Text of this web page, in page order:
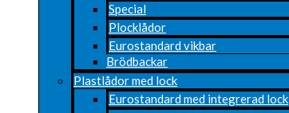
Special
Plocklådor
Eurostandard vikbar
Brödbackar
Plastlådor med lock
Eurostandard med integrerad lock